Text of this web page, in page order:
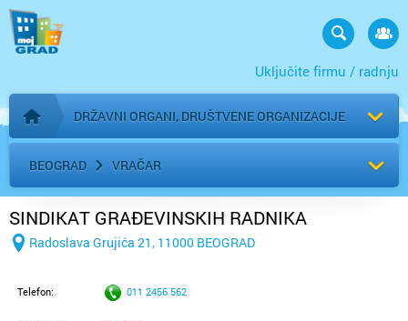
Uključite firmu / radnju
Početna stranica
DRŽAVNI ORGANI, DRUŠTVENE ORGANIZACIJE
BEOGRAD VRAČAR
SINDIKAT GRAĐEVINSKIH RADNIKA
Radoslava Grujića 21, 11000 BEOGRAD
Telefon: 011 2456 562